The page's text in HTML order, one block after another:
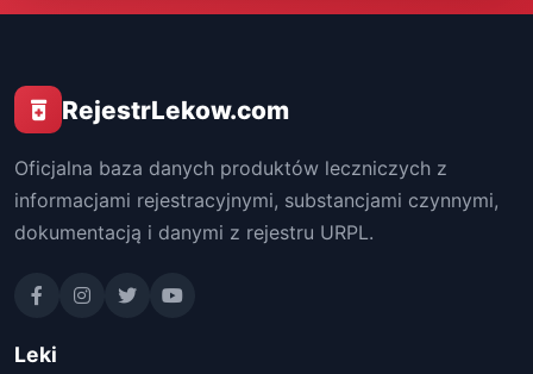
RejestrLekow.com
Oficjalna baza danych produktów leczniczych z
informacjami rejestracyjnymi, substancjami czynnymi,
dokumentacją i danymi z rejestru URPL.
Leki